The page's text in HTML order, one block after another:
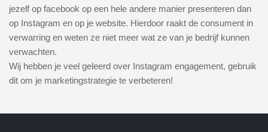
jezelf op facebook op een hele andere manier presenteren dan
op Instagram en op je website. Hierdoor raakt de consument in
verwarring en weten ze niet meer wat ze van je bedrijf kunnen
verwachten.
Wij hebben je veel geleerd over Instagram engagement, gebruik
dit om je marketingstrategie te verbeteren!